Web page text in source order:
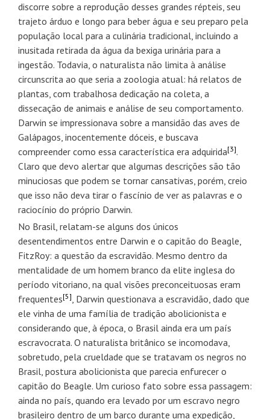
discorre sobre a reprodução desses grandes répteis, seu
trajeto árduo e longo para beber água e seu preparo pela
população local para a culinária tradicional, incluindo a
inusitada retirada da água da bexiga urinária para a
ingestão. Todavia, o naturalista não limita à análise
circunscrita ao que seria a zoologia atual: há relatos de
plantas, com trabalhosa dedicação na coleta, a
dissecação de animais e análise de seu comportamento.
Darwin se impressionava sobre a mansidão das aves de
Galápagos, inocentemente dóceis, e buscava
compreender como essa característica era adquirida[3].
Claro que devo alertar que algumas descrições são tão
minuciosas que podem se tornar cansativas, porém, creio
que isso não deva tirar o fascínio de ver as palavras e o
raciocínio do próprio Darwin.
No Brasil, relatam-se alguns dos únicos
desentendimentos entre Darwin e o capitão do Beagle,
FitzRoy: a questão da escravidão. Mesmo dentro da
mentalidade de um homem branco da elite inglesa do
período vitoriano, na qual visões preconceituosas eram
frequentes[5], Darwin questionava a escravidão, dado que
ele vinha de uma família de tradição abolicionista e
considerando que, à época, o Brasil ainda era um país
escravocrata. O naturalista britânico se incomodava,
sobretudo, pela crueldade que se tratavam os negros no
Brasil, postura abolicionista que parecia enfurecer o
capitão do Beagle. Um curioso fato sobre essa passagem:
ainda no país, quando era levado por um escravo negro
brasileiro dentro de um barco durante uma expedição,